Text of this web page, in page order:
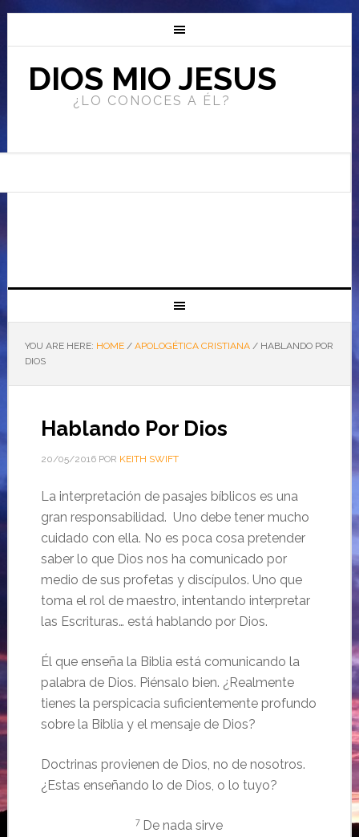
DIOS MIO JESUS
¿LO CONOCES A ÉL?
YOU ARE HERE: HOME / APOLOGÉTICA CRISTIANA /HABLANDO POR
DIOS
Hablando Por Dios
20/05/2016POR KEITH SWIFT
La interpretación de pasajes bíblicos es una
gran responsabilidad. Uno debe tener mucho
cuidado con ella. No es poca cosa pretender
saber lo que Dios nos ha comunicado por
medio de sus profetas y discípulos. Uno que
toma el rol de maestro, intentando interpretar
las Escrituras… está hablando por Dios.
Él que enseña la Biblia está comunicando la
palabra de Dios. Piénsalo bien. ¿Realmente
tienes la perspicacia suficientemente profundo
sobre la Biblia y el mensaje de Dios?
Doctrinas provienen de Dios, no de nosotros.
¿Estas enseñando lo de Dios, o lo tuyo?
7 De nada sirve